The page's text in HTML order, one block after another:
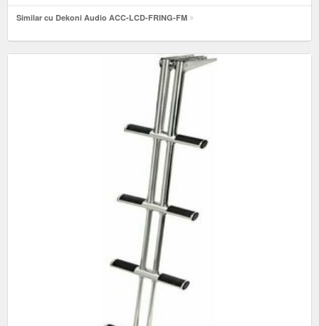
Similar cu Dekoni Audio ACC-LCD-FRING-FM